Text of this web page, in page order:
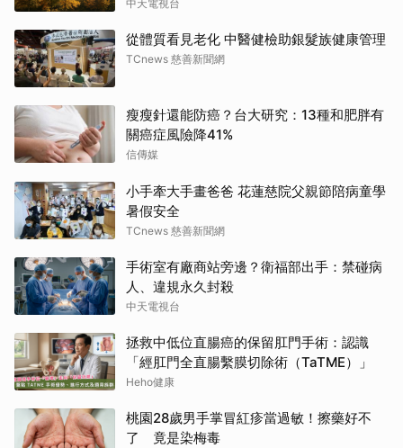
中天電視台
從體質看見老化 中醫健檢助銀髮族健康管理
TCnews 慈善新聞網
瘦瘦針還能防癌？台大研究：13種和肥胖有
關癌症風險降41%
信傳媒
小手牽大手畫爸爸 花蓮慈院父親節陪病童學
暑假安全
TCnews 慈善新聞網
手術室有廠商站旁邊？衛福部出手：禁碰病
人、違規永久封殺
中天電視台
拯救中低位直腸癌的保留肛門手術：認識
「經肛門全直腸繫膜切除術（TaTME）」
Heho健康
桃園28歲男手掌冒紅疹當過敏！擦藥好不
了 竟是染梅毒